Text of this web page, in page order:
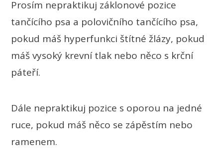
Prosím nepraktikuj záklonové pozice
tančícího psa a polovičního tančícího psa,
pokud máš hyperfunkci štítné žlázy, pokud
máš vysoký krevní tlak nebo něco s krční
páteří.
Dále nepraktikuj pozice s oporou na jedné
ruce, pokud máš něco se zápěstím nebo
ramenem.